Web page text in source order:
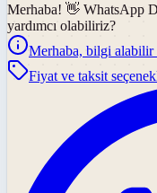
Merhaba! 👋 WhatsApp
yardımcı olabiliriz?
Merhaba, bilgi alabilir
Fiyat ve taksit